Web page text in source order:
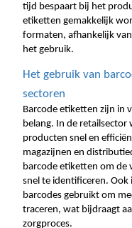
tijd bespaart bij het
etiketten gemakkelijk
formaten, afhankelijk
het gebruik.
Het gebruik van
sectoren
Barcode etiketten zijn in
belang. In de
producten snel en
magazijnen en
barcode etiketten om de
snel te identificeren. Ook
barcodes gebruikt om
traceren, wat bijdraagt
zorgproces.